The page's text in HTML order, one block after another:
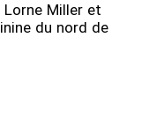
Lorne Miller et
du nord de